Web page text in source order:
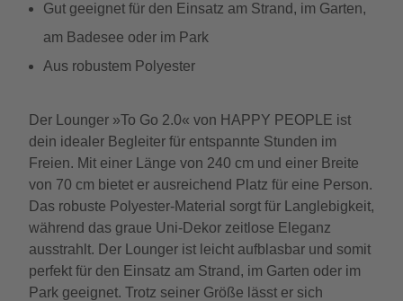
Gut geeignet für den Einsatz am Strand, im Garten,
am Badesee oder im Park
Aus robustem Polyester
Der Lounger »To Go 2.0« von HAPPY PEOPLE ist
dein idealer Begleiter für entspannte Stunden im
Freien. Mit einer Länge von 240 cm und einer Breite
von 70 cm bietet er ausreichend Platz für eine Person.
Das robuste Polyester-Material sorgt für Langlebigkeit,
während das graue Uni-Dekor zeitlose Eleganz
ausstrahlt. Der Lounger ist leicht aufblasbar und somit
perfekt für den Einsatz am Strand, im Garten oder im
Park geeignet. Trotz seiner Größe lässt er sich